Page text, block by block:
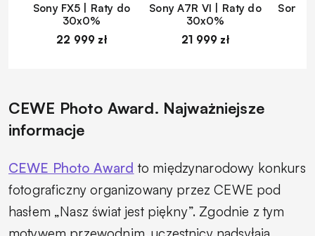
Sony FX5 | Raty do
30x0%
22 999 zł
Sony A7R VI | Raty do
30x0%
21 999 zł
Sony
CEWE Photo Award. Najważniejsze
informacje
CEWE Photo Award to międzynarodowy konkurs
fotograficzny organizowany przez CEWE pod
hasłem „Nasz świat jest piękny”. Zgodnie z tym